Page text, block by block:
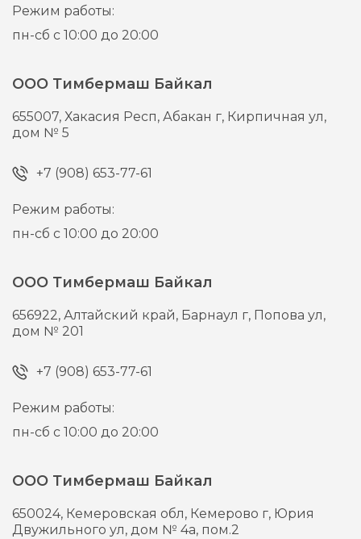
Режим работы:
пн-сб с 10:00 до 20:00
ООО Тимбермаш Байкал
655007,Хакасия Респ, Абакан г, Кирпичная ул,
дом № 5
+7 (908) 653-77-61
Режим работы:
пн-сб с 10:00 до 20:00
ООО Тимбермаш Байкал
656922,Алтайский край, Барнаул г, Попова ул,
дом № 201
+7 (908) 653-77-61
Режим работы:
пн-сб с 10:00 до 20:00
ООО Тимбермаш Байкал
650024, Кемеровская обл, Кемерово г, Юрия
Двужильного ул, дом № 4а, пом.2